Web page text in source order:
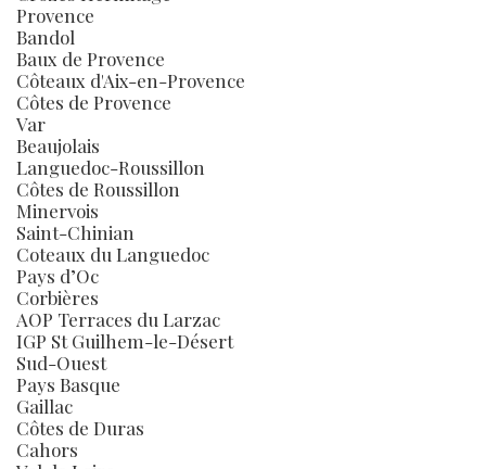
Provence
Bandol
Baux de Provence
Côteaux d'Aix-en-Provence
Côtes de Provence
Var
Beaujolais
Languedoc-Roussillon
Côtes de Roussillon
Minervois
Saint-Chinian
Coteaux du Languedoc
Pays d’Oc
Corbières
AOP Terraces du Larzac
IGP St Guilhem-le-Désert
Sud-Ouest
Pays Basque
Gaillac
Côtes de Duras
Cahors